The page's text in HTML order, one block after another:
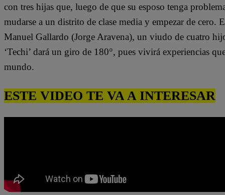
con tres hijas que, luego de que su esposo tenga
mudarse a un distrito de clase media y empezar de cero.
Manuel Gallardo (Jorge Aravena), un viudo de cuatro
‘Techi’ dará un giro de 180°, pues vivirá experiencias
mundo.
ESTE VIDEO TE VA A INTERESAR